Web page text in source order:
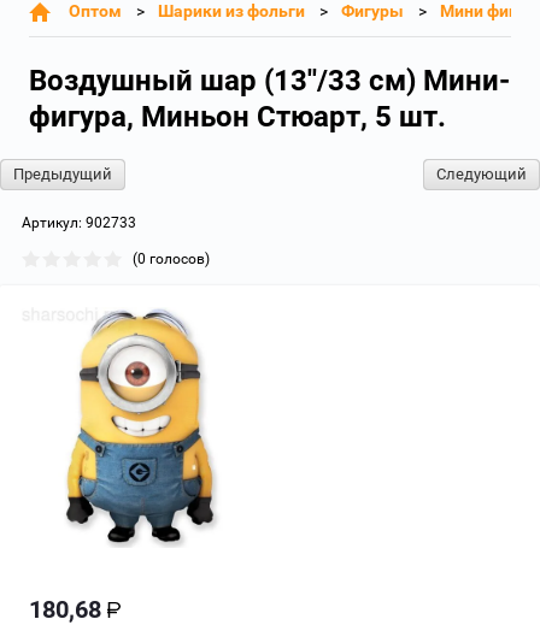
Оптом Шарики из фольги Фигуры Мини
Воздушный шар (13''/33 см) Мини-
фигура, Миньон Стюарт, 5 шт.
Предыдущий Следующий
Артикул: 902733
(0 голосов)
180,68